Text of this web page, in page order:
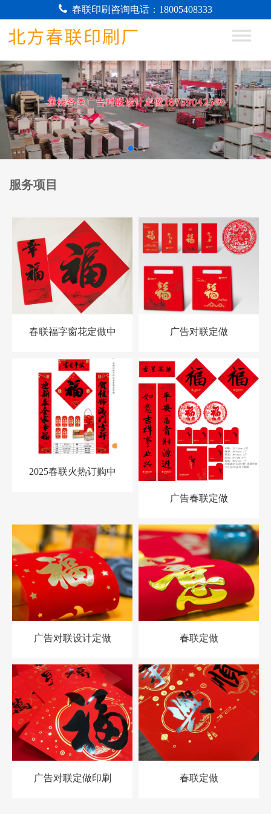
春联印刷咨询电话：18005408333
服务项目
春联福字窗花定做中 广告对联定做
2025春联火热订购中
广告春联定做
广告对联设计定做 春联定做
广告对联定做印刷 春联定做